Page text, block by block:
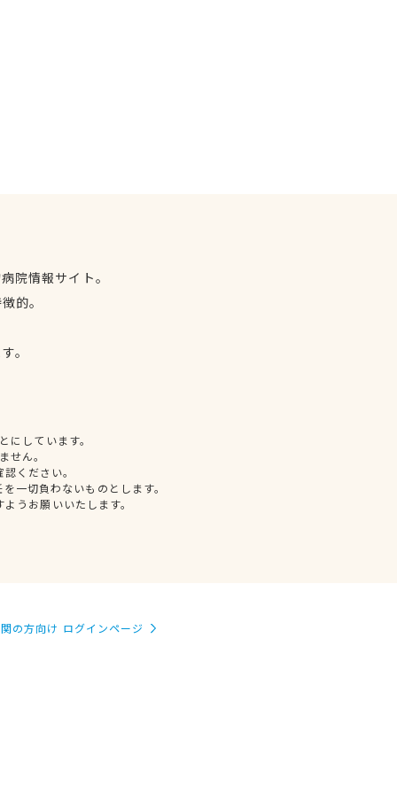
院情報サイト。
的。
。
しています。
せん。
ください。
一切負わないものとします。
うお願いいたします。
の方向け ログインページ